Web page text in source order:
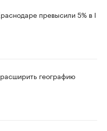
превысили 5% в I
географию